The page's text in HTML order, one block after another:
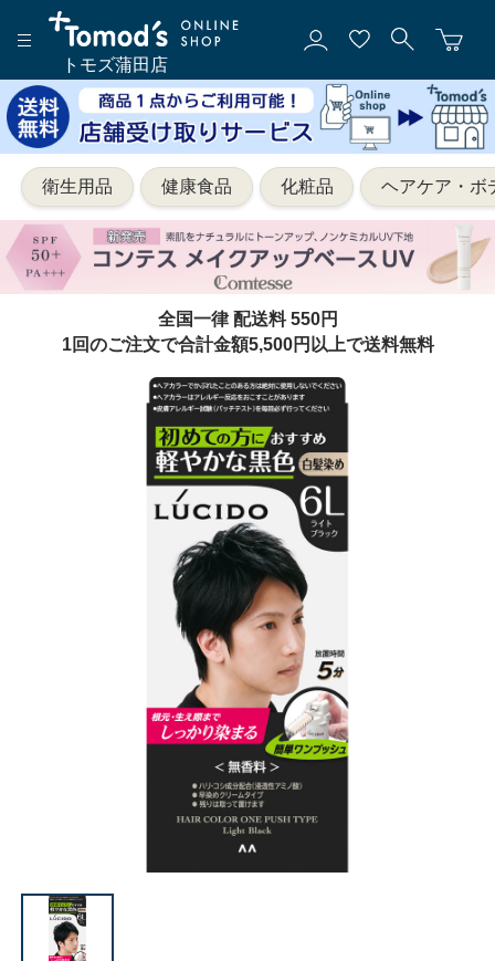
トモズ蒲田店
衛生用品 健康食品 化粧品 ヘアケア・ボ
全国一律 配送料 550円
1回のご注文で合計金額5,500円以上で送料無料